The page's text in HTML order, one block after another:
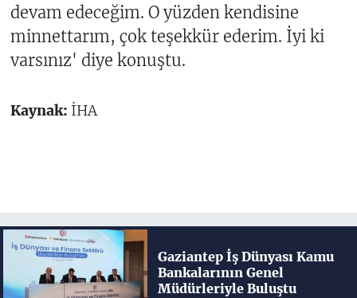
devam edeceğim. O yüzden kendisine
minnettarım, çok teşekkür ederim. İyi ki
varsınız' diye konuştu.
Kaynak: İHA
Gaziantep İş Dünyası Kamu
Bankalarının Genel
Müdürleriyle Buluştu